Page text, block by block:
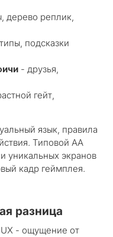
дерево реплик,
подсказки
- друзья,
гейт,
язык, правила
Типовой AA
уникальных экранов
кадр геймплея.
разница
UX - ощущение от